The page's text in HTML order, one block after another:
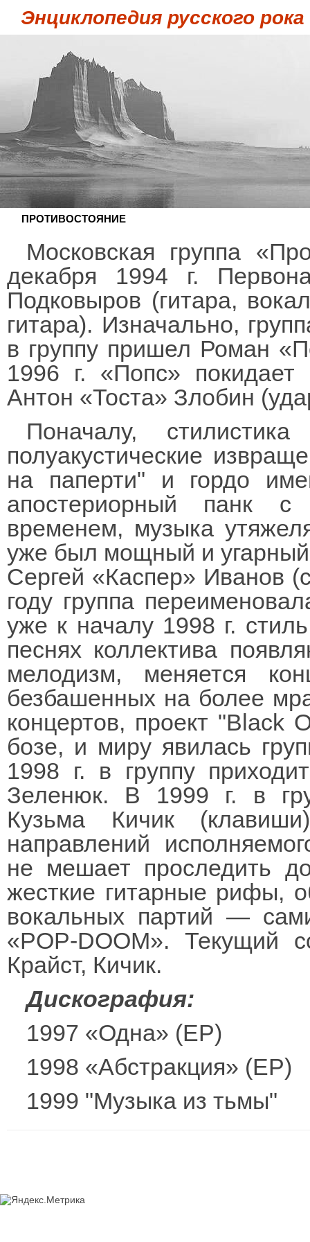
Энциклопедия русского рока
ПРОТИВОСТОЯНИЕ
Московская группа
декабря 1994 г.
Подковыров (гитара,
гитара). Изначально,
в группу пришел Роман
1996 г. «Попс» покидает
Антон «Тоста» Злобин
Поначалу,
полуакустические
на паперти" и гордо
апостериорный панк
временем, музыка
уже был мощный и угарный
Сергей «Каспер» Иванов
году группа
уже к началу 1998 г.
песнях коллектива
мелодизм, меняется
безбашенных на более
концертов, проект "Black
бозе, и миру явилась
1998 г. в группу
Зеленюк. В 1999 г. в
Кузьма Кичик
направлений
не мешает проследить
жесткие гитарные рифы,
вокальных партий —
«POP-DOOM». Текущий
Крайст, Кичик.
Дискография:
1997 «Одна» (ЕР)
1998 «Абстракция» (ЕР)
1999 "Музыка из тьмы"